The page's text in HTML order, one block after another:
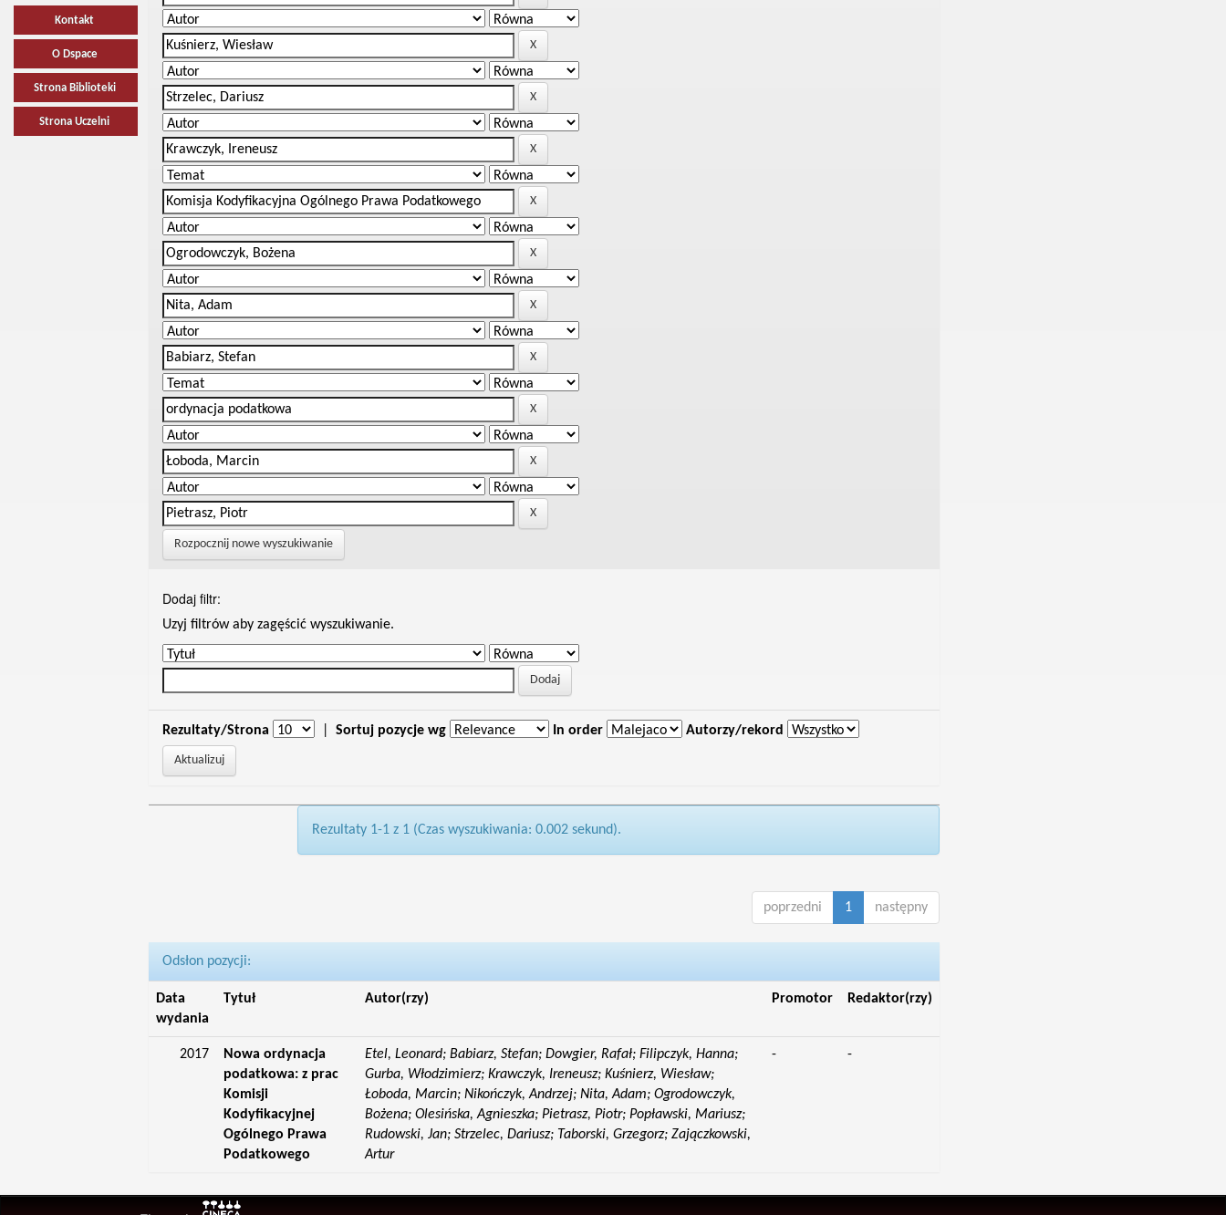
Kontakt
O Dspace
Strona Biblioteki
Strona Uczelni
Rozpocznij nowe wyszukiwanie
Dodaj filtr:
Uzyj filtrów aby zagęścić wyszukiwanie.
Rezultaty/Strona Sortuj pozycje wg In order Autorzy/rekord
Rezultaty 1-1 z 1 (Czas wyszukiwania: 0.002 sekund).
poprzedni 1 następny
Odsłon pozycji:
Data
wydania
Tytuł Autor(rzy) Promotor Redaktor(rzy)
2017
Nowa ordynacja
podatkowa: z prac
Komisji
Kodyfikacyjnej
Ogólnego Prawa
Podatkowego
Etel, Leonard; Babiarz, Stefan; Dowgier, Rafał; Filipczyk, Hanna;
Gurba, Włodzimierz; Krawczyk, Ireneusz; Kuśnierz, Wiesław;
Łoboda, Marcin; Nikończyk, Andrzej; Nita, Adam; Ogrodowczyk,
Bożena; Olesińska, Agnieszka; Pietrasz, Piotr; Popławski, Mariusz;
Rudowski, Jan; Strzelec, Dariusz; Taborski, Grzegorz; Zajączkowski,
Artur
- -